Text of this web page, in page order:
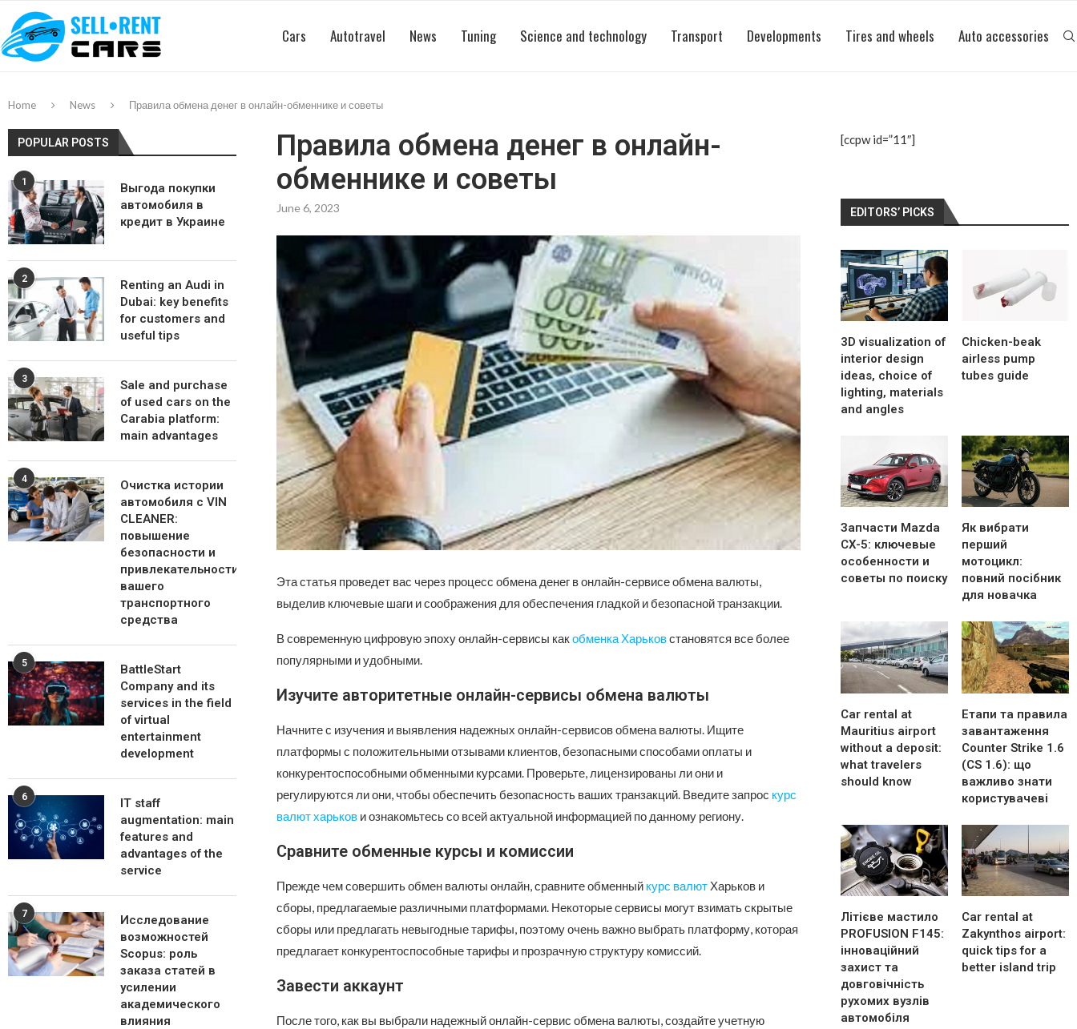
Cars Autotravel News Tuning Science and technology Transport Developments Tires and wheels Auto accessories
Home News Правила обмена денег в онлайн-обменнике и советы
Правила обмена денег в онлайн-
обменнике и советы
June 6, 2023
Эта статья проведет вас через процесс обмена денег в онлайн-сервисе обмена валюты,
выделив ключевые шаги и соображения для обеспечения гладкой и безопасной транзакции.
В современную цифровую эпоху онлайн-сервисы какобменка Харьковстановятся все более
популярными и удобными.
Изучите авторитетные онлайн-сервисы обмена валюты
Начните с изучения и выявления надежных онлайн-сервисов обмена валюты. Ищите
платформы с положительными отзывами клиентов, безопасными способами оплаты и
конкурентоспособными обменными курсами. Проверьте, лицензированы ли они и
регулируются ли они, чтобы обеспечить безопасность ваших транзакций. Введите запрос курс
валют харькови ознакомьтесь со всей актуальной информацией по данному региону.
Сравните обменные курсы и комиссии
Прежде чем совершить обмен валюты онлайн, сравните обменный курс валютХарьков и
сборы, предлагаемые различными платформами. Некоторые сервисы могут взимать скрытые
сборы или предлагать невыгодные тарифы, поэтому очень важно выбрать платформу, которая
предлагает конкурентоспособные тарифы и прозрачную структуру комиссий.
Завести аккаунт
После того, как вы выбрали надежный онлайн-сервис обмена валюты, создайте учетную
[ccpw id=”11″]
EDITORS’ PICKS
3D visualization of
interior design
ideas, choice of
lighting, materials
and angles
Chicken-beak
airless pump
tubes guide
Запчасти Mazda
CX-5: ключевые
особенности и
советы по поиску
Як вибрати
перший
мотоцикл:
повний посібник
для новачка
Car rental at
Mauritius airport
without a deposit:
what travelers
should know
Етапи та правила
завантаження
Counter Strike 1.6
(CS 1.6): що
важливо знати
користувачеві
Літієве мастило
PROFUSION F145:
інноваційний
захист та
довговічність
рухомих вузлів
автомобіля
Car rental at
Zakynthos airport:
quick tips for a
better island trip
POPULAR POSTS
1
Выгода покупки
автомобиля в
кредит в Украине
2
Renting an Audi in
Dubai: key benefits
for customers and
useful tips
3
Sale and purchase
of used cars on the
Carabia platform:
main advantages
4
Очистка истории
автомобиля с VIN
CLEANER:
повышение
безопасности и
привлекательности
вашего
транспортного
средства
5
BattleStart
Company and its
services in the field
of virtual
entertainment
development
6
IT staff
augmentation: main
features and
advantages of the
service
7
Исследование
возможностей
Scopus: роль
заказа статей в
усилении
академического
влияния